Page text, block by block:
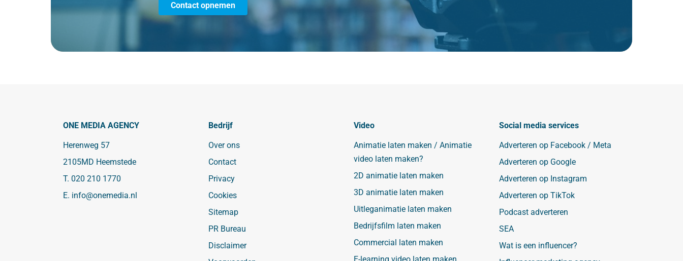
Contact opnemen
Bedrijf
Over ons
Contact
Privacy
Cookies
Sitemap
PR Bureau
Disclaimer
Video
Animatie laten maken / Animatie
video laten maken?
2D animatie laten maken
3D animatie laten maken
Uitleganimatie laten maken
Bedrijfsfilm laten maken
Commercial laten maken
Social media services
Adverteren op Facebook / Meta
Adverteren op Google
Adverteren op Instagram
Adverteren op TikTok
Podcast adverteren
SEA
Wat is een influencer?
ONE MEDIA AGENCY
Herenweg 57
2105MD Heemstede
T. 020 210 1770
E. info@onemedia.nl